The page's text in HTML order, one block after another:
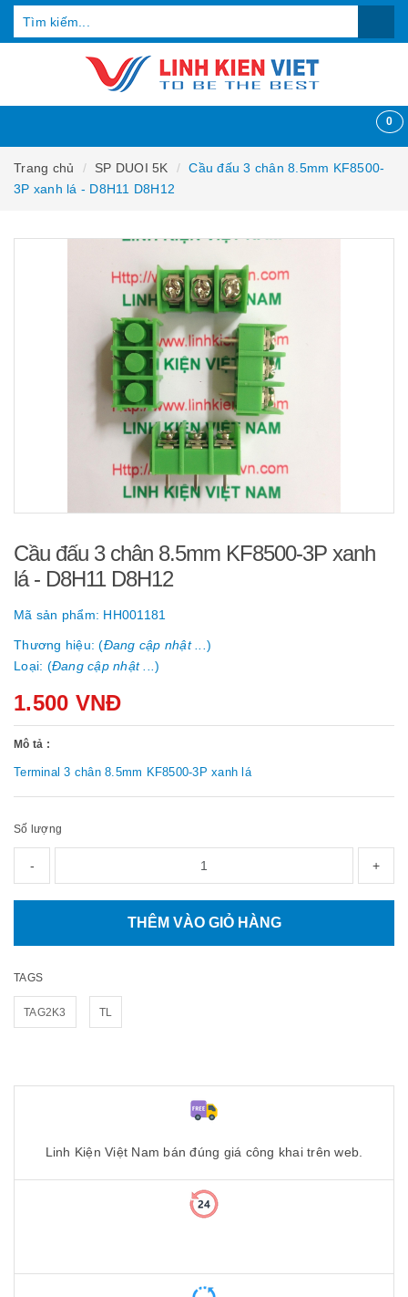
0
Trang chủ SP DUOI 5K
Cầu đấu 3 chân 8.5mm KF8500-
3P xanh lá - D8H11 D8H12
Cầu đấu 3 chân 8.5mm KF8500-3P xanh
lá - D8H11 D8H12
Mã sản phẩm: HH001181
Thương hiệu: (Đang cập nhật ... )
Loại: (Đang cập nhật ... )
1.500 VNĐ
Mô tả :
Terminal 3 chân 8.5mm KF8500-3P xanh lá
Số lượng
- +
THÊM VÀO GIỎ HÀNG
TAGS
TAG2K3 TL
Linh Kiện Việt Nam bán đúng giá công khai trên web.